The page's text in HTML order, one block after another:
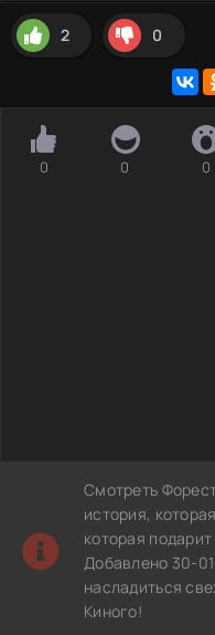
2 0
0 0 0
Смотреть
история,
которая
Добавлено 30-
насладиться
Киного!